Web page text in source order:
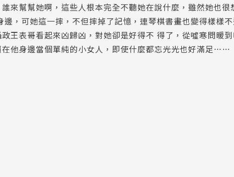
來幫幫她啊，這些人根本完全不聽她在說什麼，雖然她也很
，可她這一摔，不但摔掉了記憶，連琴棋書畫也變得樣樣
王表哥看起來凶歸凶，對她卻是好得不 得了，從噓寒問暖
他身邊當個單純的小女人，即使什麼都忘光光也好滿足……